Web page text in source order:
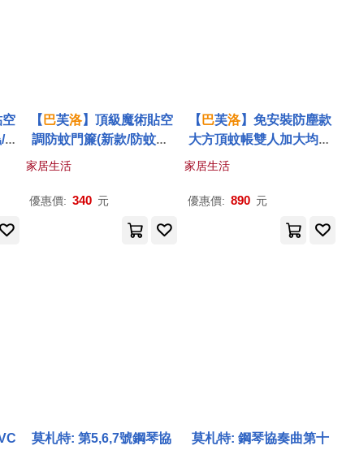
【 巴芙洛】頂級魔術貼空
調防蚊門簾(新款/防蚊蟲/
冷氣不外漏門簾)方格
家居生活
優惠價: 340 元
【 巴芙洛】免安裝防塵款
大方頂蚊帳雙人加大均一
價 防塵款-吉米熊雙人
家居生活
優惠價: 890 元
莫札特: 第5,6,7號鋼琴協
莫札特: 鋼琴協奏曲第十